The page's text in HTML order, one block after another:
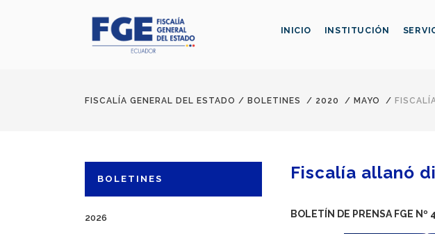
INICIO INSTITUCIÓN
FISCALÍA GENERAL DEL ESTADO / BOLETINES / 2020 / MAYO /
BOLETINES
2026
Fiscalía allanó
BOLETÍN DE PRENSA FGE